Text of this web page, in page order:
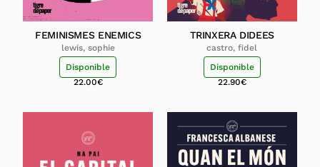
FEMINISMES ENEMICS
lewis, sophie
Disponible
22.00€
TRINXERA DIDEES
castro, fidel
Disponible
22.90€